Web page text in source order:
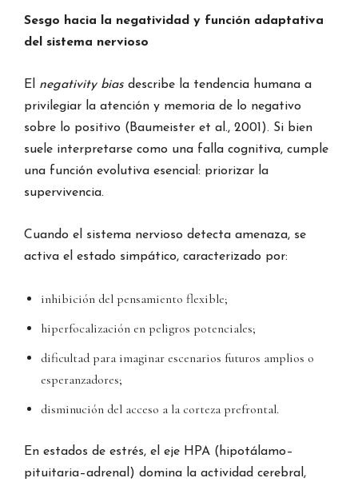
Sesgo hacia la negatividad y función adaptativa
del sistema nervioso
El negativity bias describe la tendencia humana a
privilegiar la atención y memoria de lo negativo
sobre lo positivo (Baumeister et al., 2001). Si bien
suele interpretarse como una falla cognitiva, cumple
una función evolutiva esencial: priorizar la
supervivencia.
Cuando el sistema nervioso detecta amenaza, se
activa el estado simpático, caracterizado por:
inhibición del pensamiento flexible;
hiperfocalización en peligros potenciales;
dificultad para imaginar escenarios futuros amplios o
esperanzadores;
disminución del acceso a la corteza prefrontal.
En estados de estrés, el eje HPA (hipotálamo–
pituitaria–adrenal) domina la actividad cerebral,